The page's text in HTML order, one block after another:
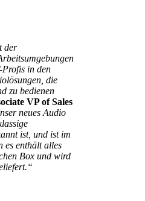
der
Profis in den
die
zu bedienen
VP of Sales
neues Audio
ist, und ist im
es enthält alles
Box und wird